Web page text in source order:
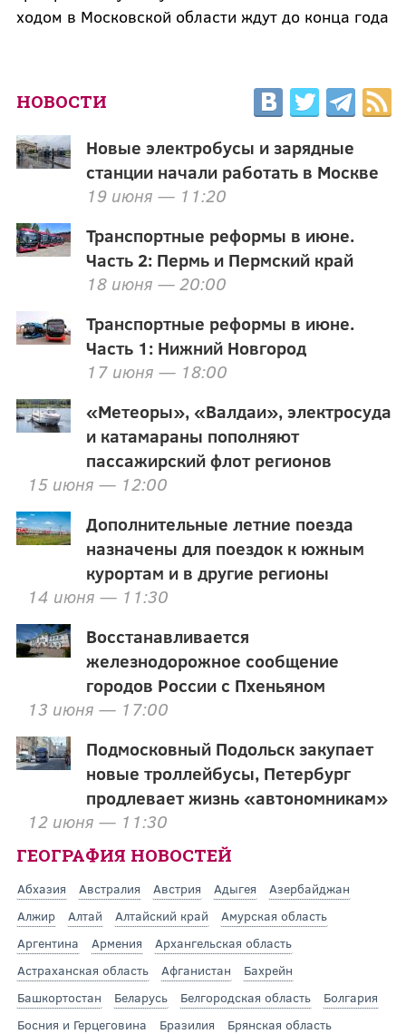
ходом в Московской области ждут до конца года
НОВОСТИ
Новые электробусы и зарядные
станции начали работать в Москве
19 июня — 11:20
Транспортные реформы в июне.
Часть 2: Пермь и Пермский край
18 июня — 20:00
Транспортные реформы в июне.
Часть 1: Нижний Новгород
17 июня — 18:00
«Метеоры», «Валдаи», электросуда
и катамараны пополняют
пассажирский флот регионов
15 июня — 12:00
Дополнительные летние поезда
назначены для поездок к южным
курортам и в другие регионы
14 июня — 11:30
Восстанавливается
железнодорожное сообщение
городов России с Пхеньяном
13 июня — 17:00
Подмосковный Подольск закупает
новые троллейбусы, Петербург
продлевает жизнь «автономникам»
12 июня — 11:30
ГЕОГРАФИЯ НОВОСТЕЙ
Абхазия Австралия Австрия Адыгея
Азербайджан
Алжир
Алтай Алтайский край
Амурская область
Аргентина
Армения
Архангельская область
Астраханская область
Афганистан
Бахрейн
Башкортостан
Беларусь Белгородская область
Болгария
Босния и Герцеговина
Бразилия
Брянская область